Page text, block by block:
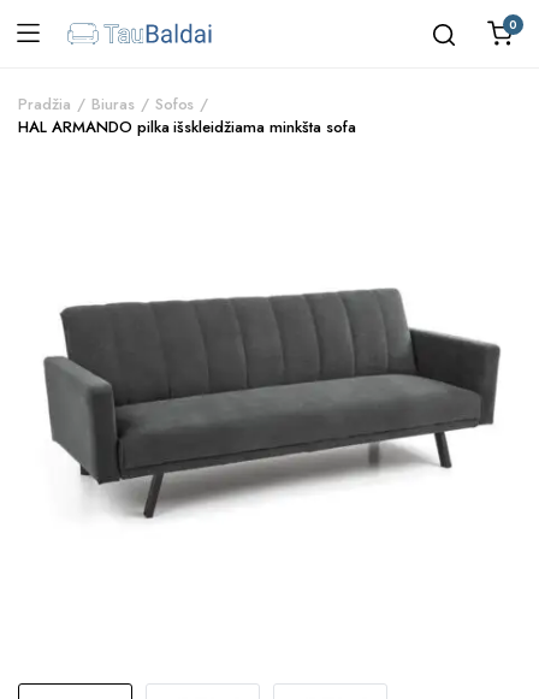
0
Pradžia Biuras
Sofos
HAL ARMANDO pilka išskleidžiama minkšta sofa